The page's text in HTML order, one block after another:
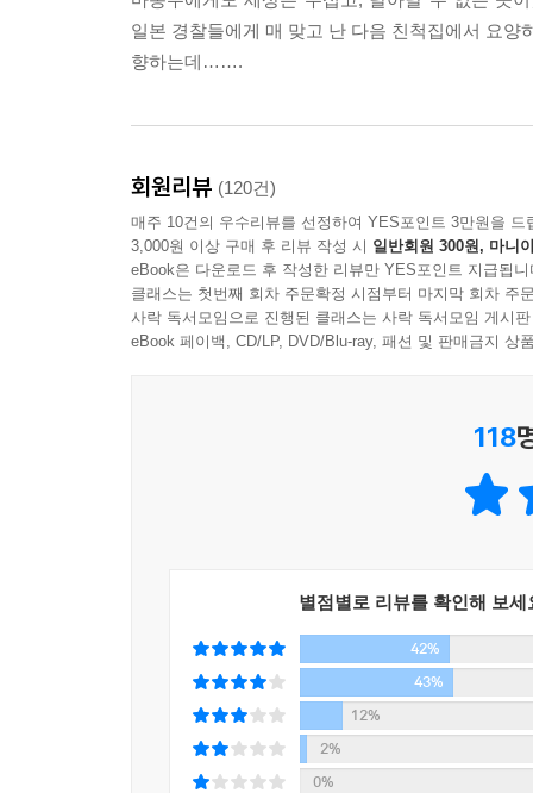
―휴가 나왔니? 추웠지. 서울이니?
라고 말했다. 박상희의 목소리는 늘 비음(鼻音)이
은 동굴에서 울리는 소리처럼 들렸다. ‘니?’는 말
―난 아버지를 묻을 때 슬펐지만 좋았어. 한 세상
은 그 힘들게 지나간 자취가 너무 힘들어서 견딜
기서 살 거야. 나도 결혼했으니까 아버지가 되겠지.
―당신 피곤해? 우리 누울까?
―아냐, 괜찮아. 아까 식장에서 돈 뜯어 간 사람 누
박상희는 이 가엾은 남편과 살아갈 날들이, 아득
없는 시간의 벌판을 건너가야 할 것이었다. 벌판
일본 경찰들에게 매 맞고 난 다음 친척집에서 요
향하는데…….
회원리뷰 (120건)
매주 10건의 우수리뷰를 선정하여 YES포인트 3만원을 드
3,000원 이상 구매 후 리뷰 작성 시 일반회원 300원, 마니
eBook은 다운로드 후 작성한 리뷰만 YES포인트 지급됩니
클래스는 첫번째 회차 주문확정 시점부터 마지막 회차 주
사락 독서모임으로 진행된 클래스는 사락 독서모임 게시
eBook 페이백, CD/LP, DVD/Blu-ray, 패션 및 판매금지 상
118
별점별로 리뷰를 확인해 보세
42%
43%
12%
2%
0%